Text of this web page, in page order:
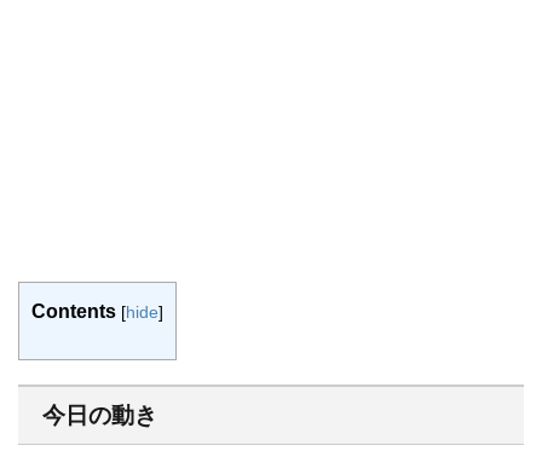
Contents [hide]
今日の動き